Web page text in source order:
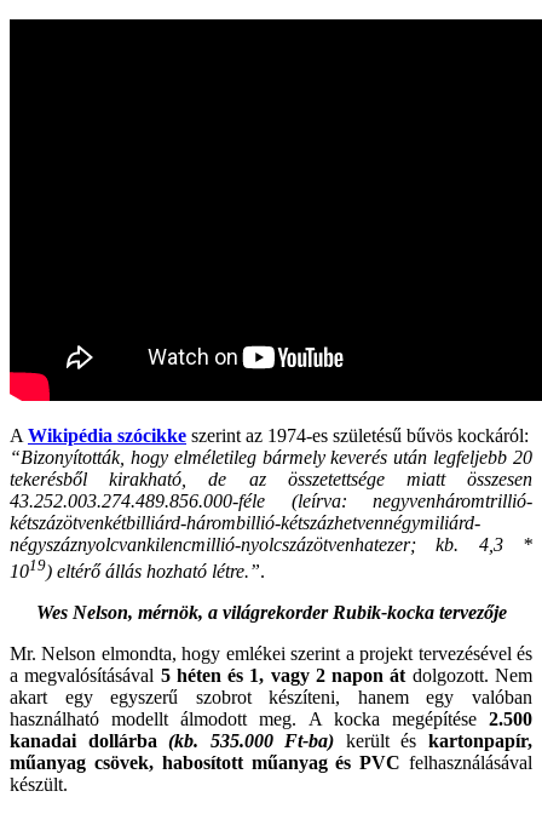
A Wikipédia szócikke szerint az 1974-es születésű bűvös kockáról:
“Bizonyították, hogy elméletileg bármely keverés után legfeljebb 20
tekerésből kirakható, de az összetettsége miatt összesen
43.252.003.274.489.856.000-féle (leírva: negyvenháromtrillió-
kétszázötvenkétbilliárd-hárombillió-kétszázhetvennégymiliárd-
négyszáznyolcvankilencmillió-nyolcszázötvenhatezer; kb. 4,3 *
1019) eltérő állás hozható létre.”.
Wes Nelson, mérnök, a világrekorder Rubik-kocka tervezője
Mr. Nelson elmondta, hogy emlékei szerint a projekt tervezésével és
a megvalósításával 5 héten és 1, vagy 2 napon át dolgozott. Nem
akart egy egyszerű szobrot készíteni, hanem egy valóban
használható modellt álmodott meg. A kocka megépítése 2.500
kanadai dollárba(kb. 535.000 Ft-ba) került éskartonpapír,
műanyag csövek, habosított műanyag és PVC felhasználásával
készült.